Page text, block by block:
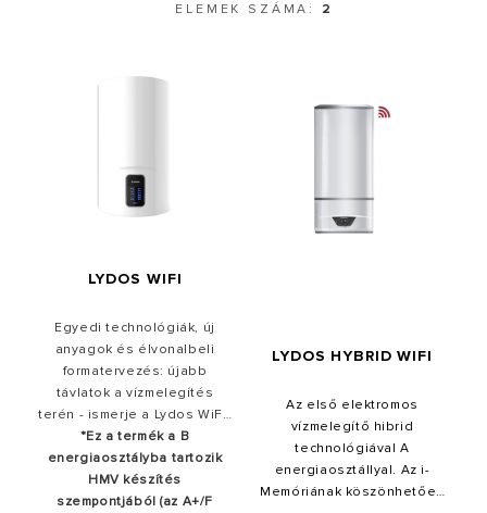
ELEMEK SZÁMA: 2
LYDOS WIFI
Egyedi technológiák, új
anyagok és élvonalbeli
formatervezés: újabb
távlatok a vízmelegítés
terén - ismerje a Lydos WiFi-
t, megújult külsővel.
*Ez a termék a B
energiaosztályba tartozik
HMV készítés
szempontjából (az A+/F
LYDOS HYBRID WIFI
Az első elektromos
vízmelegítő hibrid
technológiával A
energiaosztállyal. Az i-
Memóriának köszönhetően